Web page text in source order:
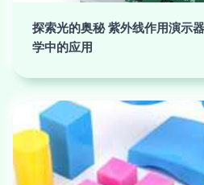
探索光的奥秘 紫外线作用演示
学中的应用